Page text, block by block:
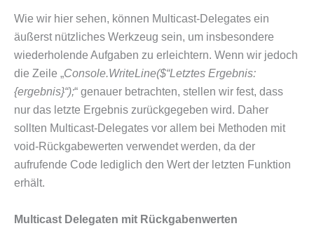
Wie wir hier sehen, können Multicast-Delegates ein
äußerst nützliches Werkzeug sein, um insbesondere
wiederholende Aufgaben zu erleichtern. Wenn wir jedoch
die Zeile „Console.WriteLine($“Letztes Ergebnis:
{ergebnis}“);“ genauer betrachten, stellen wir fest, dass
nur das letzte Ergebnis zurückgegeben wird. Daher
sollten Multicast-Delegates vor allem bei Methoden mit
void-Rückgabewerten verwendet werden, da der
aufrufende Code lediglich den Wert der letzten Funktion
erhält.
Multicast Delegaten mit Rückgabenwerten